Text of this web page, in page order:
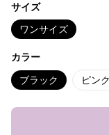
サイズ
ワンサイズ
カラー
ブラック ピンク